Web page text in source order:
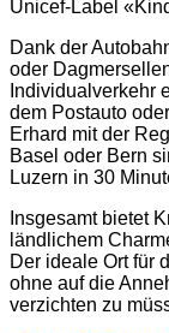
Unicef-Label
Dank der
oder
Individualverkehr
dem Postauto
Erhard mit der
Basel oder Bern
Luzern in 30
Insgesamt bietet
ländlichem
Der ideale Ort für
ohne auf die
verzichten zu